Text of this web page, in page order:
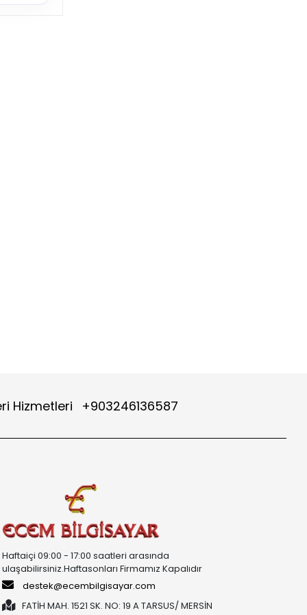
Hizmetleri +903246136587
Haftaiçi 09:00 - 17:00 saatleri arasında
ulaşabilirsiniz.Haftasonları Firmamız Kapalıdır
destek@ecembilgisayar.com
FATİH MAH. 1521 SK. NO: 19 A TARSUS/ MERSİN